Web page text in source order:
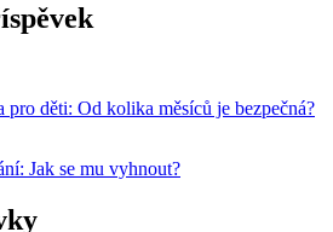
pro děti: Od kolika měsíců je bezpečná?
Jak se mu vyhnout?